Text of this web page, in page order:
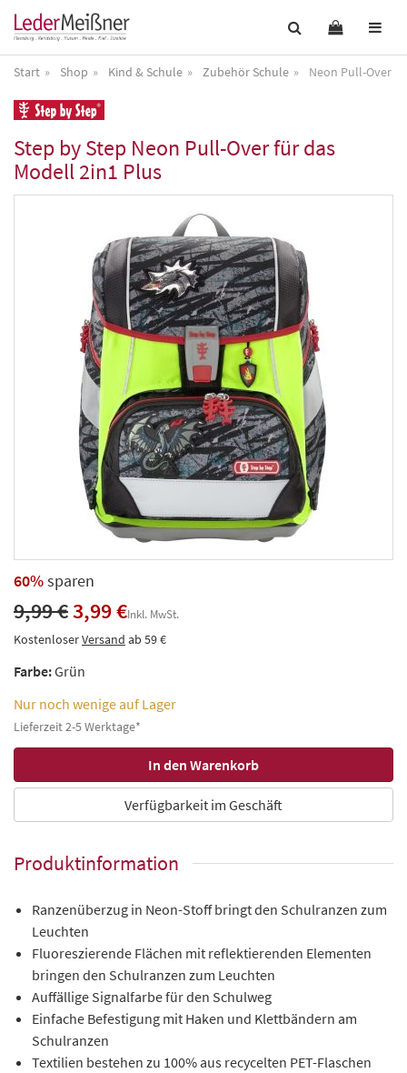
Start Shop Kind & Schule Zubehör Schule Neon Pull-Over
Step by Step Neon Pull-Over für das
Modell 2in1 Plus
60%sparen
9,99 €3,99 €Inkl. MwSt.
KostenloserVersand ab 59 €
Farbe:Grün
Nur noch wenige auf Lager
Lieferzeit 2-5 Werktage*
Verfügbarkeit im Geschäft
Produktinformation
Ranzenüberzug in Neon-Stoff bringt den Schulranzen zum
Leuchten
Fluoreszierende Flächen mit reflektierenden Elementen
bringen den Schulranzen zum Leuchten
Auffällige Signalfarbe für den Schulweg
Einfache Befestigung mit Haken und Klettbändern am
Schulranzen
Textilien bestehen zu 100% aus recycelten PET-Flaschen